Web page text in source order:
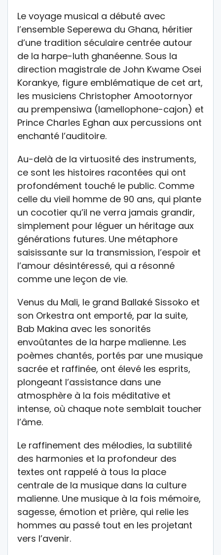
Le voyage musical a débuté avec
l’ensemble Seperewa du Ghana, héritier
d’une tradition séculaire centrée autour
de la harpe-luth ghanéenne. Sous la
direction magistrale de John Kwame Osei
Korankye, figure emblématique de cet art,
les musiciens Christopher Amootornyor
au prempensiwa (lamellophone-cajon) et
Prince Charles Eghan aux percussions ont
enchanté l’auditoire.
Au-delà de la virtuosité des instruments,
ce sont les histoires racontées qui ont
profondément touché le public. Comme
celle du vieil homme de 90 ans, qui plante
un cocotier qu’il ne verra jamais grandir,
simplement pour léguer un héritage aux
générations futures. Une métaphore
saisissante sur la transmission, l’espoir et
l’amour désintéressé, qui a résonné
comme une leçon de vie.
Venus du Mali, le grand Ballaké Sissoko et
son Orkestra ont emporté, par la suite,
Bab Makina avec les sonorités
envoûtantes de la harpe malienne. Les
poèmes chantés, portés par une musique
sacrée et raffinée, ont élevé les esprits,
plongeant l’assistance dans une
atmosphère à la fois méditative et
intense, où chaque note semblait toucher
l’âme.
Le raffinement des mélodies, la subtilité
des harmonies et la profondeur des
textes ont rappelé à tous la place
centrale de la musique dans la culture
malienne. Une musique à la fois mémoire,
sagesse, émotion et prière, qui relie les
hommes au passé tout en les projetant
vers l’avenir.